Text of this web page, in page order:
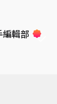
編輯部